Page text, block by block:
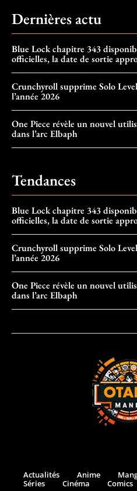
Dernières actu
Blue Lock chapitre 343
officielles, la date de sortie
Crunchyroll supprime Solo
l’année 2026
One Piece révèle un nouvel
dans l’arc Elbaph
Tendances
Blue Lock chapitre 343
officielles, la date de sortie
Crunchyroll supprime Solo
l’année 2026
One Piece révèle un nouvel
dans l’arc Elbaph
Actualités Anime
Séries
Cinéma Comics